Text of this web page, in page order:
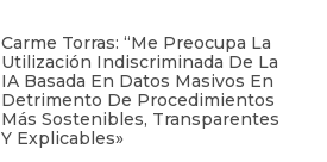
Carme Torras: “Me Preocupa La
Utilización Indiscriminada De La
IA Basada En Datos Masivos En
Detrimento De Procedimientos
Más Sostenibles, Transparentes
Y Explicables»